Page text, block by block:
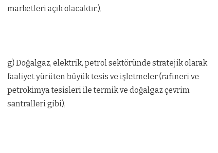
marketleri açık olacaktır.),
g) Doğalgaz, elektrik, petrol sektöründe stratejik olarak
faaliyet yürüten büyük tesis ve işletmeler (rafineri ve
petrokimya tesisleri ile termik ve doğalgaz çevrim
santralleri gibi),